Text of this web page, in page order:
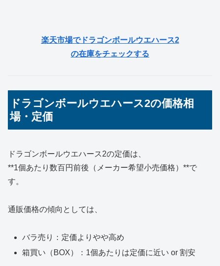
楽天市場でドラゴンボールウエハース2
の在庫をチェックする
ドラゴンボールウエハース2の価格相
場・定価
ドラゴンボールウエハース2の定価は、
**1個あたり数百円前後（メーカー希望小売価格）**で
す。
通販価格の傾向としては、
バラ売り：定価よりやや高め
箱買い（BOX）：1個あたりは定価に近い or 割安